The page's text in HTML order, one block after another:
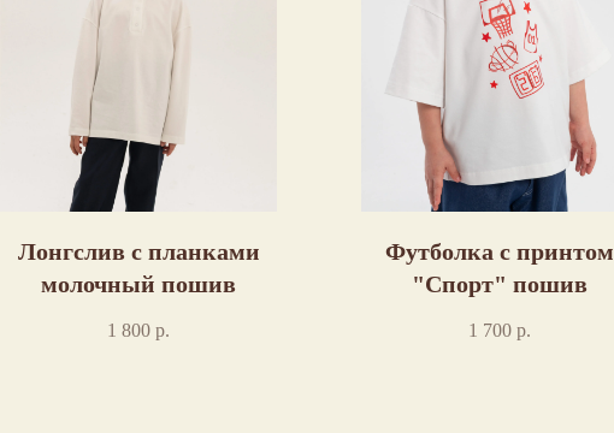
Лонгслив с планками
молочный пошив
1 800 р.
Футболка с принтом
"Спорт" пошив
1 700 р.